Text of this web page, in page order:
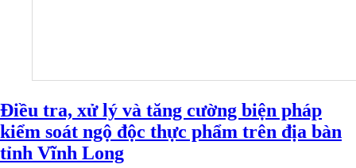
Điều tra, xử lý và tăng cường biện pháp
kiểm soát ngộ độc thực phẩm trên địa bàn
tỉnh Vĩnh Long